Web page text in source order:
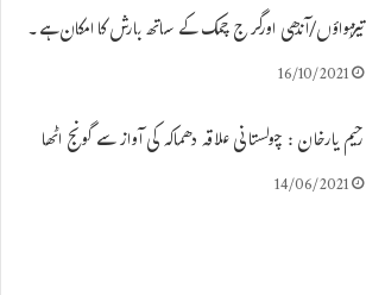
تیزہواؤں/آندھی اورگرج چمک کے ساتھ بارش کا امکان ہے۔
16/10/2021
رحیم یارخان : چولستانی علاقہ دھماکہ کی آواز سے گونج اٹھا
14/06/2021